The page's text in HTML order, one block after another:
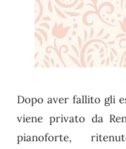
Dopo aver fallito gli
viene privato da
pianoforte,